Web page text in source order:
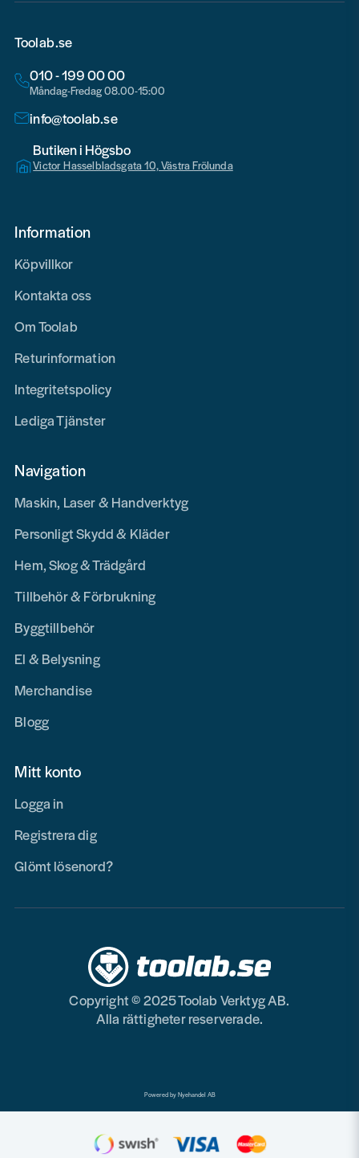
Toolab.se
010 - 199 00 00
Måndag-Fredag 08.00-15:00
info@toolab.se
Butiken i Högsbo
Victor Hasselbladsgata 10, Västra Frölunda
Information
Köpvillkor
Kontakta oss
Om Toolab
Returinformation
Integritetspolicy
Lediga Tjänster
Navigation
Maskin, Laser & Handverktyg
Personligt Skydd & Kläder
Hem, Skog & Trädgård
Tillbehör & Förbrukning
Byggtillbehör
El & Belysning
Merchandise
Blogg
Mitt konto
Logga in
Registrera dig
Glömt lösenord?
Copyright © 2025 Toolab Verktyg AB.
Alla rättigheter reserverade.
Powered by Nyehandel AB